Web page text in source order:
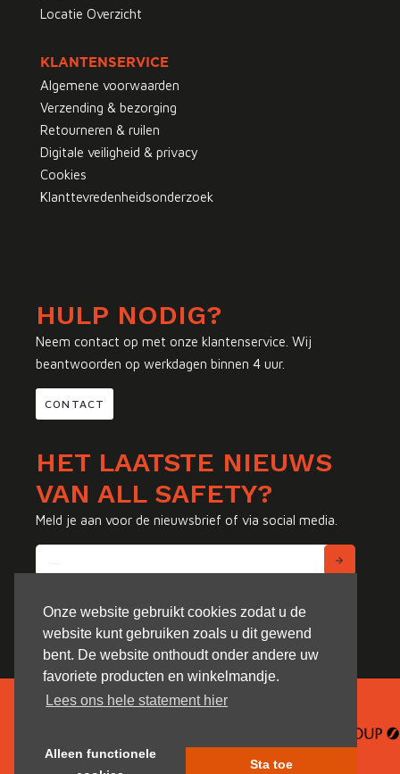
Onze website gebruikt cookies zodat u de
website kunt gebruiken zoals u dit gewend
bent. De website onthoudt onder andere uw
favoriete producten en winkelmandje.
Lees ons hele statement hier
Alleen functionele
Sta toe
Locatie Overzicht
KLANTENSERVICE
Algemene voorwaarden
Verzending & bezorging
Retourneren & ruilen
Digitale veiligheid & privacy
Cookies
Klanttevredenheidsonderzoek
HULP NODIG?
Neem contact op met onze klantenservice. Wij
beantwoorden op werkdagen binnen 4 uur.
CONTACT
HET LAATSTE NIEUWS
VAN ALL SAFETY?
Meld je aan voor de nieuwsbrief of via social media.